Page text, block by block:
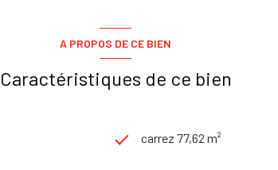
A PROPOS DE CE BIEN
Caractéristiques de ce bien
carrez 77,62 m²